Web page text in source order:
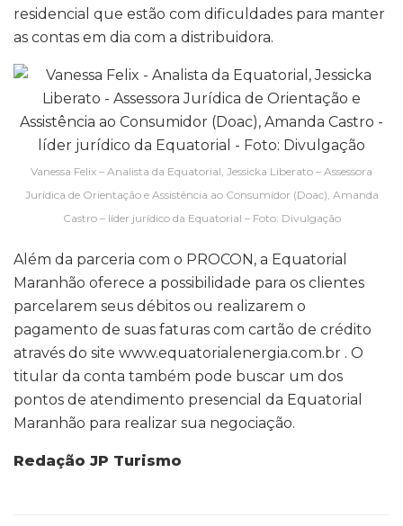
residencial que estão com dificuldades para manter
as contas em dia com a distribuidora.
Vanessa Felix – Analista da Equatorial, Jessicka Liberato – Assessora
Jurídica de Orientação e Assistência ao Consumidor (Doac), Amanda
Castro – líder jurídico da Equatorial – Foto: Divulgação
Além da parceria com o PROCON, a Equatorial
Maranhão oferece a possibilidade para os clientes
parcelarem seus débitos ou realizarem o
pagamento de suas faturas com cartão de crédito
através do site www.equatorialenergia.com.br . O
titular da conta também pode buscar um dos
pontos de atendimento presencial da Equatorial
Maranhão para realizar sua negociação.
Redação JP Turismo